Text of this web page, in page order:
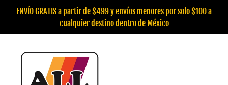
ENVÍO GRATIS a partir de $499 y envíos menores por solo $100 a
cualquier destino dentro de México